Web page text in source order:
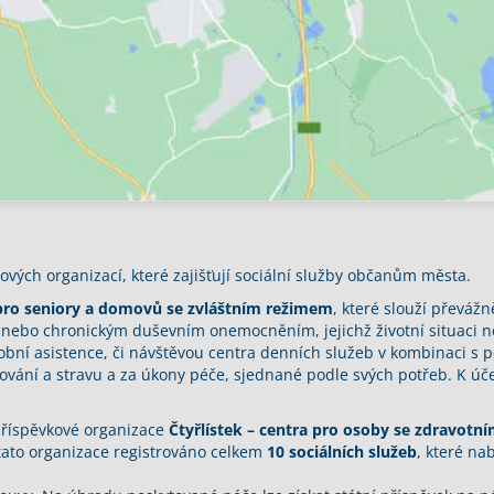
organizací, které zajišťují sociální služby občanům města.
seniory a domovů se zvláštním režimem, které slouží
chronickým duševním onemocněním, jejichž životní situaci
asistence, či návštěvou centra denních služeb v kombinaci s
a stravu a za úkony péče, sjednané podle svých potřeb. K
organizace Čtyřlístek – centra pro osoby se
organizace registrováno celkem 10 sociálních služeb, které